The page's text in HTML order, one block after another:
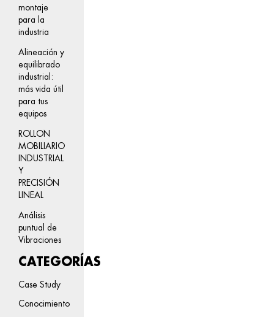
montaje
para la
industria
Alineación y
equilibrado
industrial:
más vida útil
para tus
equipos
ROLLON
MOBILIARIO
INDUSTRIAL
Y
PRECISIÓN
LINEAL
Análisis
puntual de
Vibraciones
CATEGORÍAS
Case Study
Conocimiento